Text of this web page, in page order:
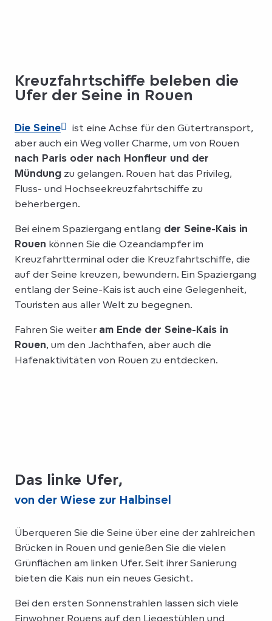
Kreuzfahrtschiffe beleben die
Ufer der Seine in Rouen
Die Seine
ist eine Achse für den Gütertransport,
aber auch ein Weg voller Charme, um von Rouen
nach Paris oder nach Honfleur und der
Mündung zu gelangen. Rouen hat das Privileg,
Fluss- und Hochseekreuzfahrtschiffe zu
beherbergen.
Bei einem Spaziergang entlang der Seine-Kais in
Rouen können Sie die Ozeandampfer im
Kreuzfahrtterminal oder die Kreuzfahrtschiffe, die
auf der Seine kreuzen, bewundern. Ein Spaziergang
entlang der Seine-Kais ist auch eine Gelegenheit,
Touristen aus aller Welt zu begegnen.
Fahren Sie weiter am Ende der Seine-Kais in
Rouen, um den Jachthafen, aber auch die
Hafenaktivitäten von Rouen zu entdecken.
Das linke Ufer,
von der Wiese zur Halbinsel
Überqueren Sie die Seine über eine der zahlreichen
Brücken in Rouen und genießen Sie die vielen
Grünflächen am linken Ufer. Seit ihrer Sanierung
bieten die Kais nun ein neues Gesicht.
Bei den ersten Sonnenstrahlen lassen sich viele
Einwohner Rouens auf den Liegestühlen und